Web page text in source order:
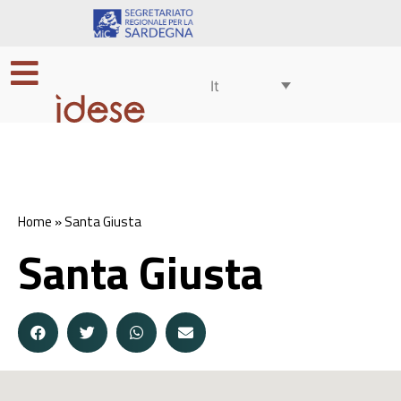
It
Home »Santa Giusta
Santa Giusta